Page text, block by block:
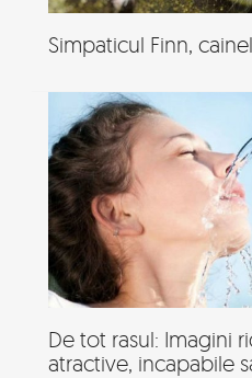
Simpaticul Finn,
De tot rasul: Imagini
atractive, incapabile